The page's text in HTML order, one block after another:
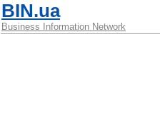
BIN.ua
Business Information Network